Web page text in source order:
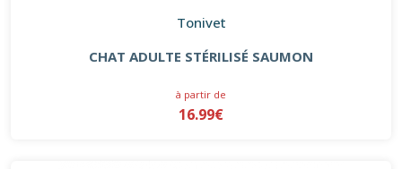
Tonivet
CHAT ADULTE STÉRILISÉ SAUMON
à partir de
16.99€